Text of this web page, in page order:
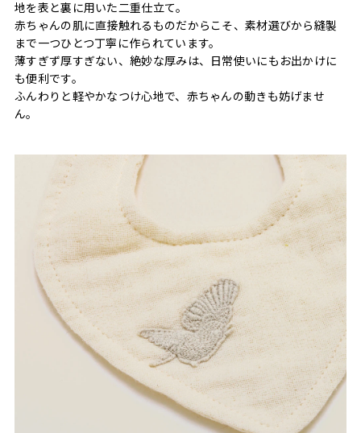
地を表と裏に用いた二重仕立て。
赤ちゃんの肌に直接触れるものだからこそ、素材選びから縫製
まで一つひとつ丁寧に作られています。
薄すぎず厚すぎない、絶妙な厚みは、日常使いにもお出かけに
も便利です。
ふんわりと軽やかなつけ心地で、赤ちゃんの動きも妨げませ
ん。